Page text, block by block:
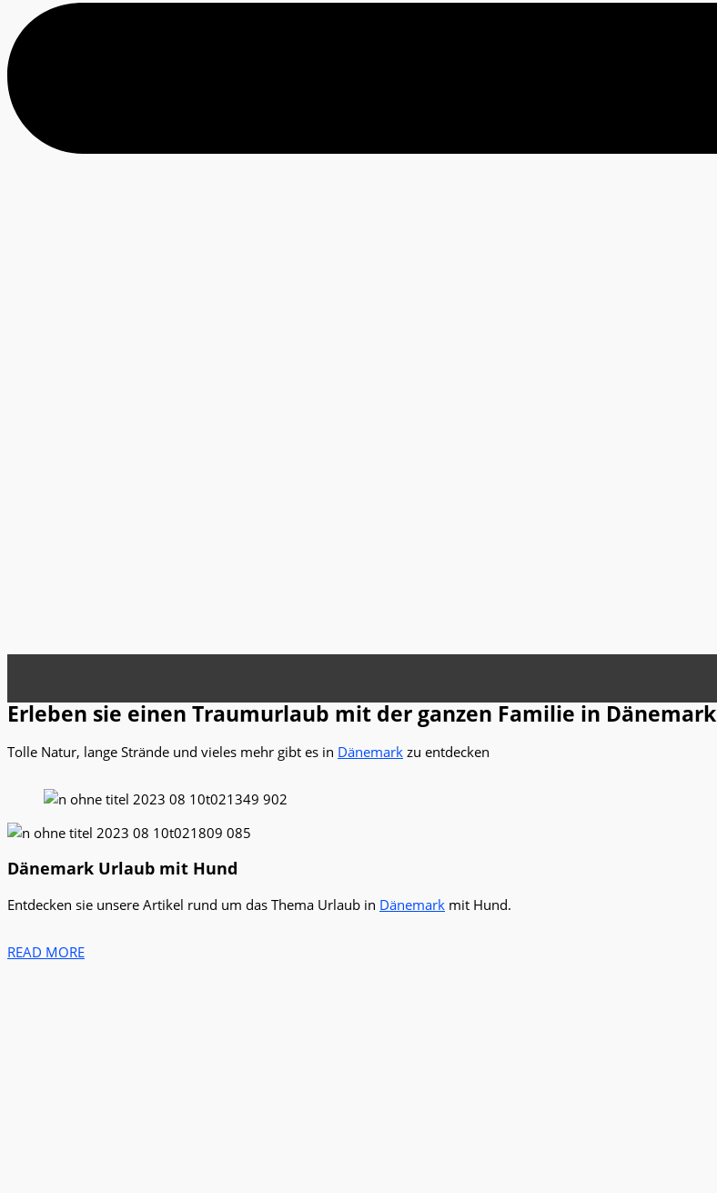
Erleben sie einen Traumurlaub mit der ganzen Familie in Dänemark
Tolle Natur, lange Strände und vieles mehr gibt es in Dänemark zu entdecken
Dänemark Urlaub mit Hund
Entdecken sie unsere Artikel rund um das Thema Urlaub in Dänemark mit Hund.
READ MORE